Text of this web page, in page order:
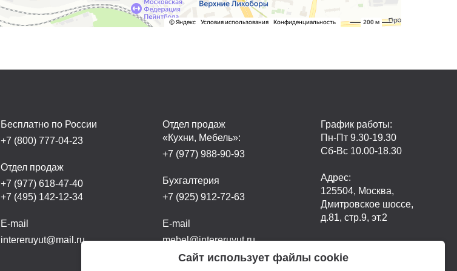
Сайт использует файлы cookie
Бесплатно по России
+7 (800) 777-04-23
Отдел продаж
+7 (977) 618-47-40
+7 (495) 142-12-34
E-mail
intereruyut@mail.ru
Отдел продаж
«Кухни, Мебель»:
+7 (977) 988-90-93
Бухгалтерия
+7 (925) 912-72-63
E-mail
mebel@intereruyut.ru
График работы:
Пн-Пт 9.30-19.30
Сб-Вс 10.00-18.30
Адрес:
125504, Москва,
Дмитровское шоссе,
д.81, стр.9, эт.2